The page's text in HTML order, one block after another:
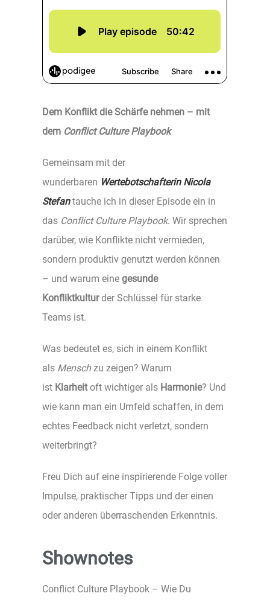
Dem Konflikt die Schärfe nehmen – mit
dem Conflict Culture Playbook
Gemeinsam mit der
wunderbaren Wertebotschafterin Nicola
Stefantauche ich in dieser Episode ein in
das Conflict Culture Playbook. Wir sprechen
darüber, wie Konflikte nicht vermieden,
sondern produktiv genutzt werden können
– und warum eine gesunde
Konfliktkulturder Schlüssel für starke
Teams ist.
Was bedeutet es, sich in einem Konflikt
als Menschzu zeigen? Warum
ist Klarheitoft wichtiger als Harmonie? Und
wie kann man ein Umfeld schaffen, in dem
echtes Feedback nicht verletzt, sondern
weiterbringt?
Freu Dich auf eine inspirierende Folge voller
Impulse, praktischer Tipps und der einen
oder anderen überraschenden Erkenntnis.
Shownotes
Conflict Culture Playbook – Wie Du